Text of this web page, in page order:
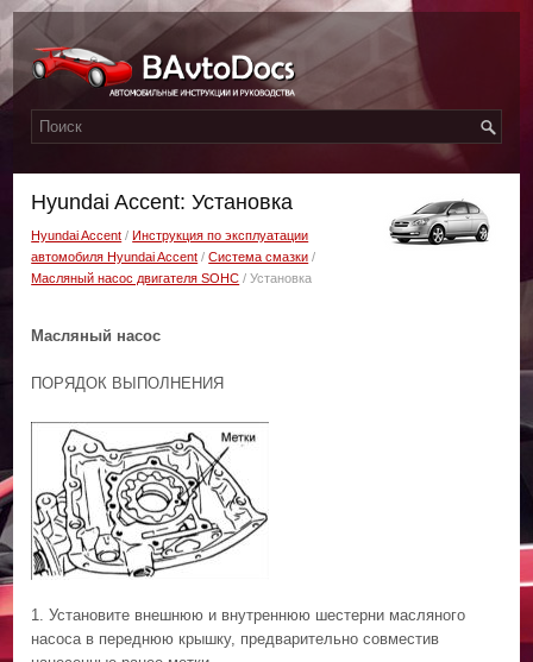
Hyundai Accent: Установка
Hyundai Accent /Инструкция по эксплуатации
автомобиля Hyundai Accent /Система смазки /
Масляный насос двигателя SOHC / Установка
Масляный насос
ПОРЯДОК ВЫПОЛНЕНИЯ
1. Установите внешнюю и внутреннюю шестерни масляного
насоса в переднюю крышку, предварительно совместив